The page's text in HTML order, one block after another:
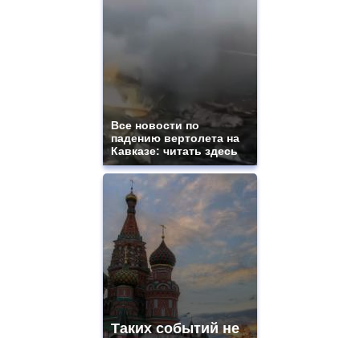
Все новости по
падению вертолета на
Кавказе: читать здесь
Таких событий не